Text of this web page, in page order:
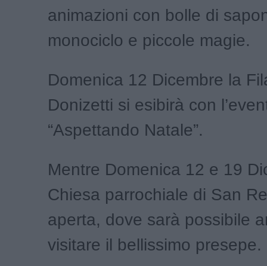
animazioni con bolle di
monociclo e piccole magie.
Domenica 12 Dicembre la
Donizetti si esibirà con
“Aspettando Natale”.
Mentre Domenica 12 e 19
Chiesa parrochiale di San
aperta, dove sarà possibile
visitare il bellissimo presepe.